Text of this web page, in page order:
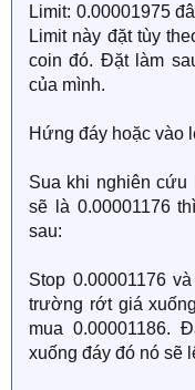
Limit: 0.00001975
Limit này đặt tùy
coin đó. Đặt làm
của mình.
Hứng đáy hoặc vào
Sua khi nghiên cứu
sẽ là 0.00001176
sau:
Stop 0.00001176
trường rớt giá
mua 0.00001186.
xuống đáy đó nó sẽ